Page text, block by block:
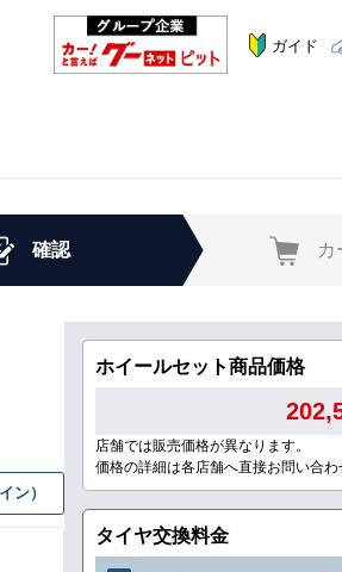
ガイド
確認 カ
ン）
ホイールセット商品価格
店舗では販売価格が異なります。
価格の詳細は各店舗へ直接お問い合わ
タイヤ交換料金